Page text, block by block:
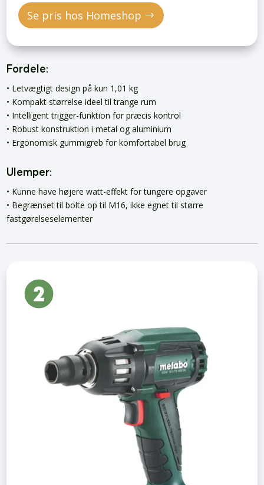
Se pris hos Homeshop
Fordele:
• Letvægtigt design på kun 1,01 kg
• Kompakt størrelse ideel til trange rum
• Intelligent trigger-funktion for præcis kontrol
• Robust konstruktion i metal og aluminium
• Ergonomisk gummigreb for komfortabel brug
Ulemper:
• Kunne have højere watt-effekt for tungere opgaver
• Begrænset til bolte op til M16, ikke egnet til større
fastgørelseselementer